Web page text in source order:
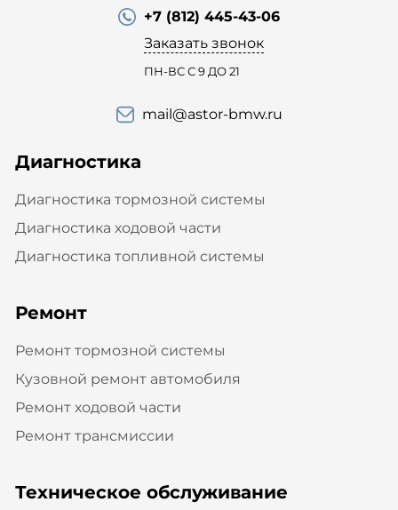
+7 (812) 445-43-06
Заказать звонок
ПН-ВС С 9 ДО 21
mail@astor-bmw.ru
Диагностика
Диагностика тормозной системы
Диагностика ходовой части
Диагностика топливной системы
Ремонт
Ремонт тормозной системы
Кузовной ремонт автомобиля
Ремонт ходовой части
Ремонт трансмиссии
Техническое обслуживание